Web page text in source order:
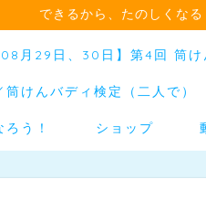
できるから、たのしくな
08月29日、30日】第4回 筒
けんバディ検定（二人で）
う！ ショップ